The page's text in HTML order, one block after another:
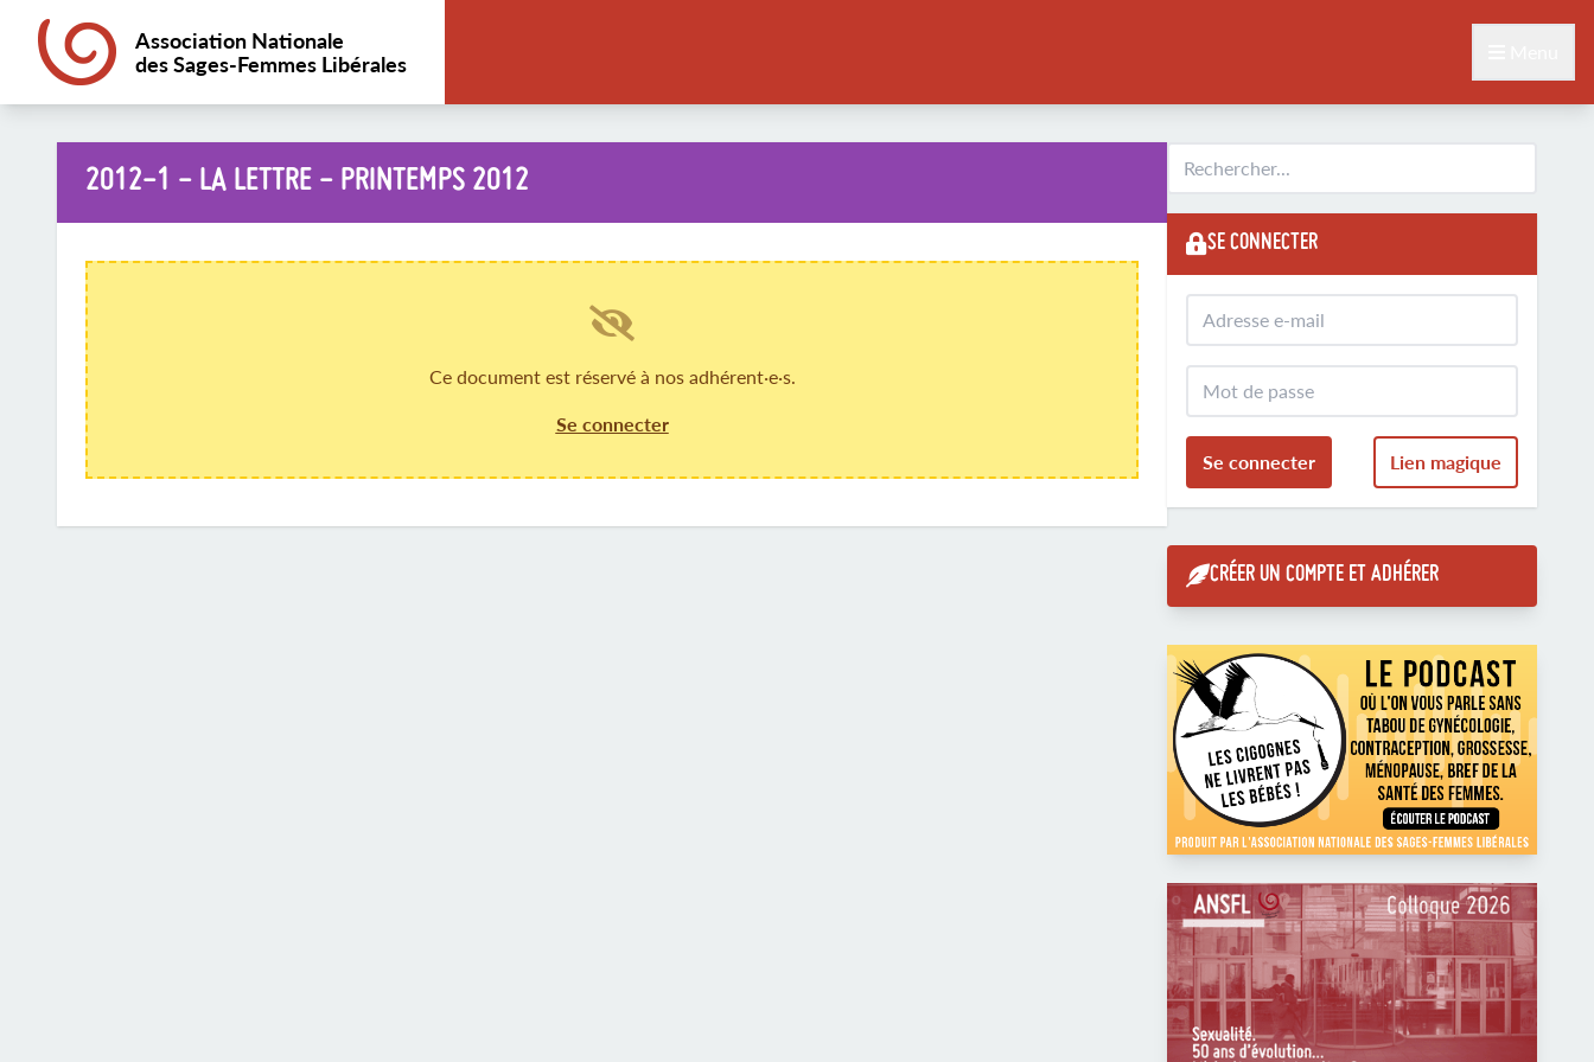
Association Nationale
des Sages-Femmes Libérales
2012-1 - LA LETTRE - PRINTEMPS 2012
Ce document est réservé à nos adhérent·e·s.
Se connecter
SE CONNECTER
Se connecter Lien magique
CRÉER UN COMPTE ET ADHÉRER